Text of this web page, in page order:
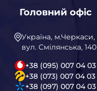
Головний офіс
Україна, м.Черкаси,
вул. Смілянська, 140
+38 (095) 007 04 03
+38 (073) 007 04 03
+38 (097) 007 04 03